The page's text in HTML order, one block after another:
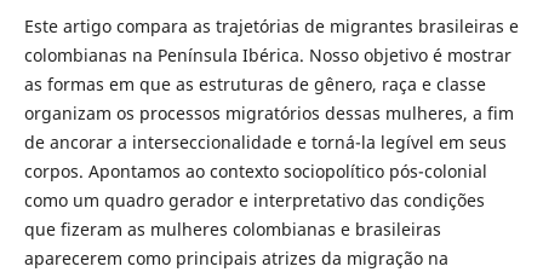
Este artigo compara as trajetórias de migrantes brasileiras e
colombianas na Península Ibérica. Nosso objetivo é mostrar
as formas em que as estruturas de gênero, raça e classe
organizam os processos migratórios dessas mulheres, a fim
de ancorar a interseccionalidade e torná-la legível em seus
corpos. Apontamos ao contexto sociopolítico pós-colonial
como um quadro gerador e interpretativo das condições
que fizeram as mulheres colombianas e brasileiras
aparecerem como principais atrizes da migração na